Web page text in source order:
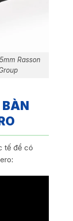
Rasson
BÀN
tế để có